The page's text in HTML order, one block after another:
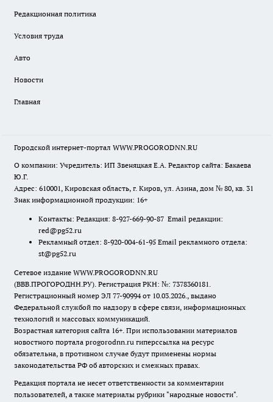
Редакционная политика
Условия труда
Авто
Новости
Главная
Городской интернет-портал WWW.PROGORODNN.RU
О компании: Учредитель: ИП Звеняцкая Е.А. Редактор сайта: Бакаева
Ю.Г.
Адрес: 610001, Кировская область, г. Киров, ул. Азина, дом № 80, кв. 31
Знак информационной продукции: 16+
Контакты: Редакция: 8-927-669-90-87 Email редакции:
red@pg52.ru
Рекламный отдел: 8-920-004-61-95 Email рекламного отдела:
st@pg52.ru
Сетевое издание WWW.PROGORODNN.RU
(ВВВ.ПРОГОРОДНН.РУ). Регистрация РКН: №: 7378360181.
Регистрационный номер ЭЛ 77-90994 от 10.03.2026., выдано
Федеральной службой по надзору в сфере связи, информационных
технологий и массовых коммуникаций.
Возрастная категория сайта 16+. При использовании материалов
новостного портала progorodnn.ru гиперссылка на ресурс
обязательна, в противном случае будут применены нормы
законодательства РФ об авторских и смежных правах.
Редакция портала не несет ответственности за комментарии
пользователей, а также материалы рубрики "народные новости".